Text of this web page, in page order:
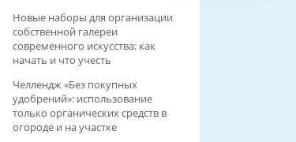
Новые наборы для организации
собственной галереи
современного искусства: как
начать и что учесть
Челлендж «Без покупных
удобрений»: использование
только органических средств в
огороде и на участке